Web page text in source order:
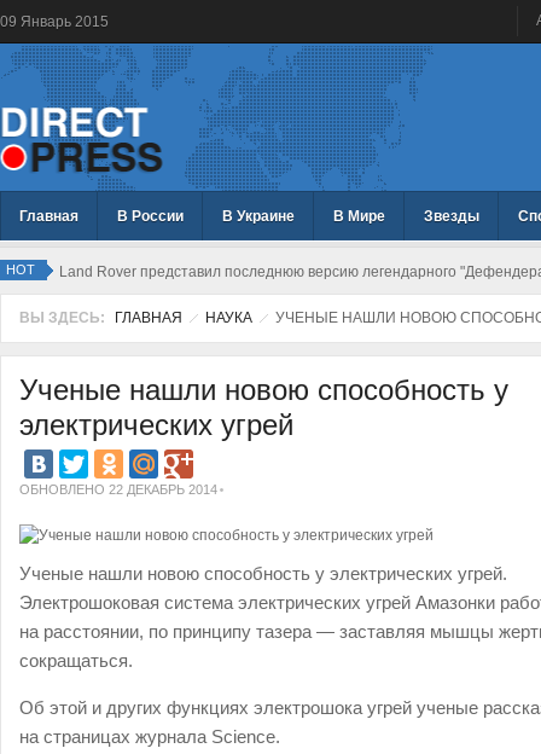
09 Январь 2015
Главная В России В Украине В Мире Звезды
HOT Land Rover представил последнюю версию легендарного
ВЫ ЗДЕСЬ: ГЛАВНАЯ НАУКА УЧЕНЫЕ НАШЛИ НОВОЮ
Ученые нашли новою способность у
электрических угрей
ОБНОВЛЕНО 22 ДЕКАБРЬ 2014
Ученые нашли новою способность у электрических угрей.
Электрошоковая система электрических угрей Амазонки
на расстоянии, по принципу тазера — заставляя мышцы
сокращаться.
Об этой и других функциях электрошока угрей ученые
на страницах журнала Science.